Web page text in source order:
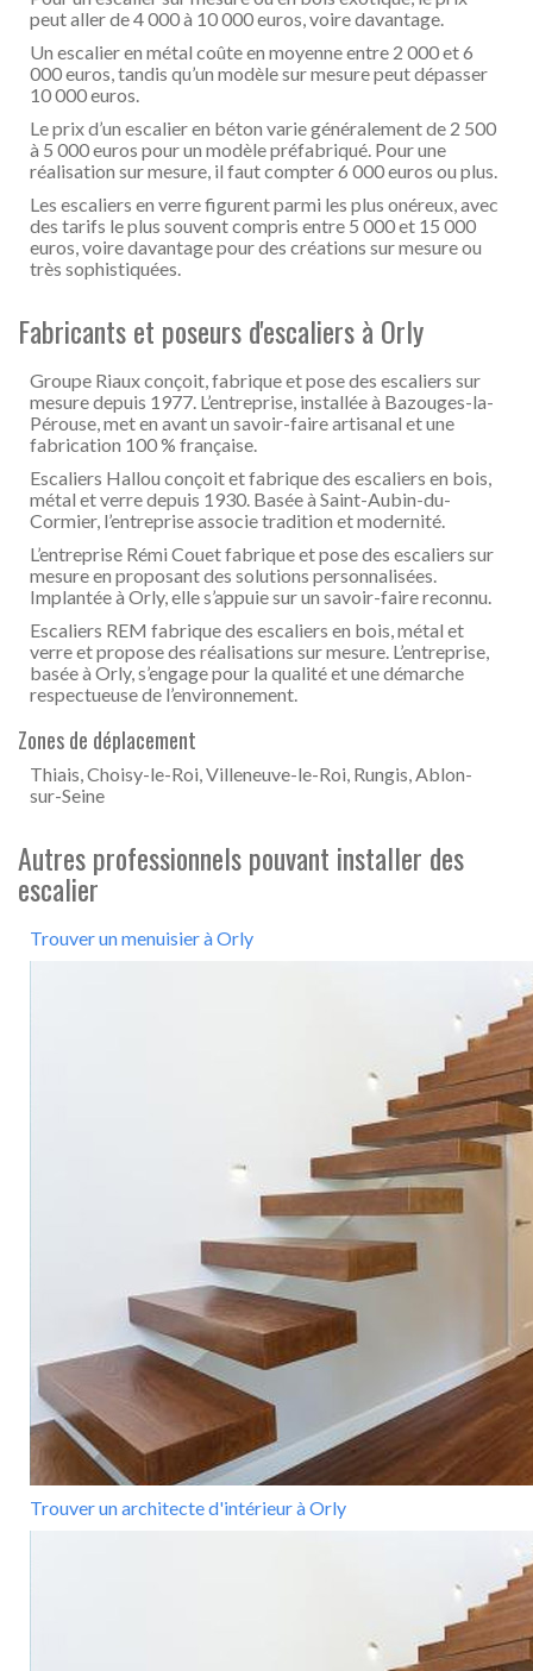
peut aller de 4 000 à 10 000 euros, voire davantage.
Un escalier en métal coûte en moyenne entre 2 000 et 6
000 euros, tandis qu’un modèle sur mesure peut dépasser
10 000 euros.
Le prix d’un escalier en béton varie généralement de 2 500
à 5 000 euros pour un modèle préfabriqué. Pour une
réalisation sur mesure, il faut compter 6 000 euros ou plus.
Les escaliers en verre figurent parmi les plus onéreux, avec
des tarifs le plus souvent compris entre 5 000 et 15 000
euros, voire davantage pour des créations sur mesure ou
très sophistiquées.
Fabricants et poseurs d'escaliers à Orly
Groupe Riaux conçoit, fabrique et pose des escaliers sur
mesure depuis 1977. L’entreprise, installée à Bazouges-la-
Pérouse, met en avant un savoir-faire artisanal et une
fabrication 100 % française.
Escaliers Hallou conçoit et fabrique des escaliers en bois,
métal et verre depuis 1930. Basée à Saint-Aubin-du-
Cormier, l’entreprise associe tradition et modernité.
L’entreprise Rémi Couet fabrique et pose des escaliers sur
mesure en proposant des solutions personnalisées.
Implantée à Orly, elle s’appuie sur un savoir-faire reconnu.
Escaliers REM fabrique des escaliers en bois, métal et
verre et propose des réalisations sur mesure. L’entreprise,
basée à Orly, s’engage pour la qualité et une démarche
respectueuse de l’environnement.
Zones de déplacement
Thiais, Choisy-le-Roi, Villeneuve-le-Roi, Rungis, Ablon-
sur-Seine
Autres professionnels pouvant installer des
escalier
Trouver un menuisier à Orly
Trouver un architecte d'intérieur à Orly